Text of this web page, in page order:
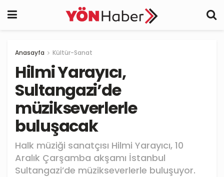
Anasayfa Kültür-Sanat
Hilmi Yarayıcı,
Sultangazi’de
müzikseverlerle
buluşacak
Halk müziği sanatçısı Hilmi Yarayıcı, 10
Aralık Çarşamba akşamı İstanbul
Sultangazi’de müzikseverlerle buluşuyor.